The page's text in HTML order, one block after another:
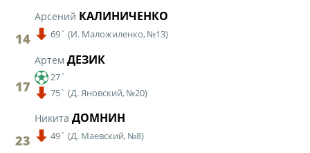
2009-2010 годов рождения (U-17)
Турнирная таблица
Статистика
Команды
Игроки
14
Арсений КАЛИНИЧЕНКО
69` (И. Маложиленко, №13)
17
Артем ДЕЗИК
27`
75` (Д. Яновский, №20)
23
Никита ДОМНИН
49` (Д. Маевский, №8)